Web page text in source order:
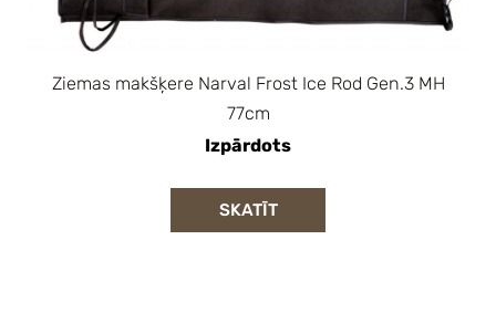
Ziemas makšķere Narval Frost Ice Rod Gen.3 MH
77cm
Izpārdots
SKATĪT